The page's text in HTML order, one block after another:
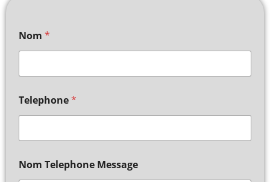
Nom *
Telephone*
Nom Telephone Message